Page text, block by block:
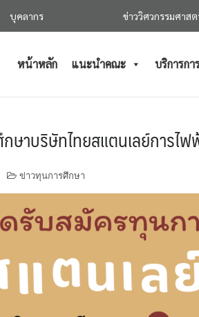
บุคลากร ข่าววิศวกรรมศาส
หน้าหลัก แนะนำคณะ บริการก
ษาบริษัทไทยสแตนเลย์การไ
ข่าวทุนการศึกษา